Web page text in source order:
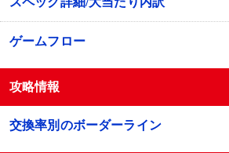
ゲームフロー
攻略情報
交換率別のボーダーライン